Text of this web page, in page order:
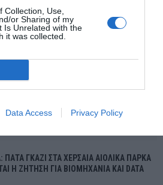
Collection, Use,
or Sharing of my
Is Unrelated with the
it was collected.
Data Access Privacy Policy
των διαθέσιμων σπιτιών – Πρόταση
ΠΑΤΑ ΓΚΑΖΙ ΣΤΑ ΧΕΡΣΑΙΑ ΑΙΟΛΙΚΑ ΠΑΡΚΑ
Η ΖΗΤΗΣΗ ΓΙΑ ΒΙΟΜΗΧΑΝΙΑ ΚΑΙ DATA